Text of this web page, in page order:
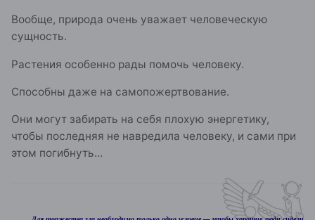
Вообще, природа очень уважает человеческую
сущность.
Растения особенно рады помочь человеку.
Способны даже на самопожертвование.
Они могут забирать на себя плохую энергетику,
чтобы последняя не навредила человеку, и сами при
этом погибнуть...